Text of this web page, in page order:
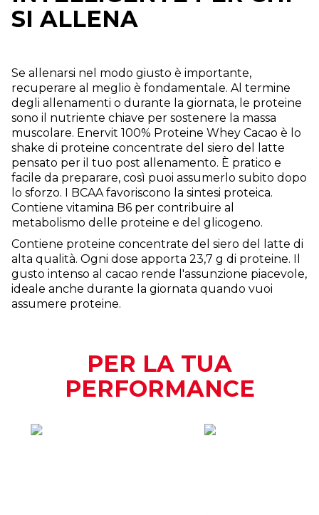
SI ALLENA
Se allenarsi nel modo giusto è importante,
recuperare al meglio è fondamentale. Al termine
degli allenamenti o durante la giornata, le proteine
sono il nutriente chiave per sostenere la massa
muscolare. Enervit 100% Proteine Whey Cacao è lo
shake di proteine concentrate del siero del latte
pensato per il tuo post allenamento. È pratico e
facile da preparare, così puoi assumerlo subito dopo
lo sforzo. I BCAA favoriscono la sintesi proteica.
Contiene vitamina B6 per contribuire al
metabolismo delle proteine e del glicogeno.
Contiene proteine concentrate del siero del latte di
alta qualità. Ogni dose apporta 23,7 g di proteine. Il
gusto intenso al cacao rende l'assunzione piacevole,
ideale anche durante la giornata quando vuoi
assumere proteine.
PER LA TUA
PERFORMANCE